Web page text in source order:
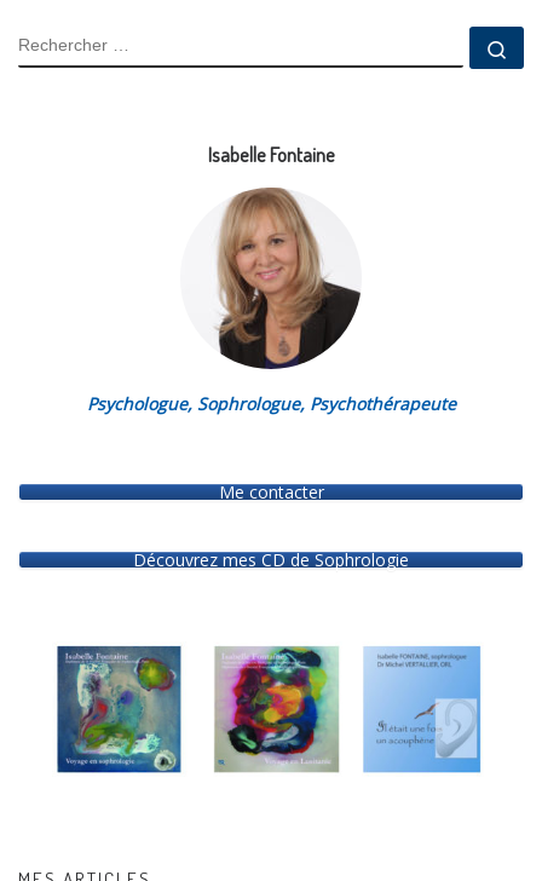
RECHERCHER
Isabelle Fontaine
Psychologue, Sophrologue, Psychothérapeute
Me contacter
Découvrez mes CD de Sophrologie